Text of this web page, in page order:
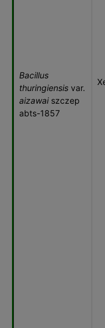
Bacillus
thuringiensis var.
aizawai szczep
abts-1857